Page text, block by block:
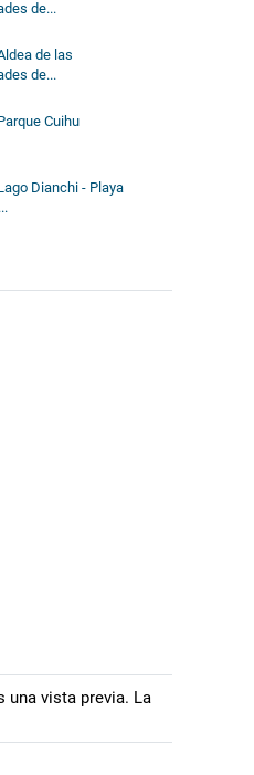
de...
de las
de...
Cuihu
Dianchi - Playa
una vista previa. La